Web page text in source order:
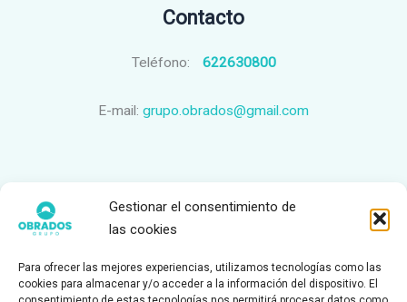
Gestionar el consentimiento de
las cookies
Para ofrecer las mejores experiencias, utilizamos tecnologías como las
cookies para almacenar y/o acceder a la información del dispositivo. El
Contacto
Teléfono: 622630800
E-mail: grupo.obrados@gmail.com
Páginas legales